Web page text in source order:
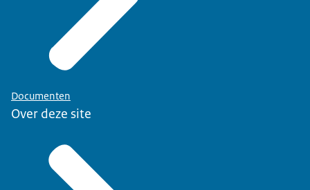
Documenten
Over deze site